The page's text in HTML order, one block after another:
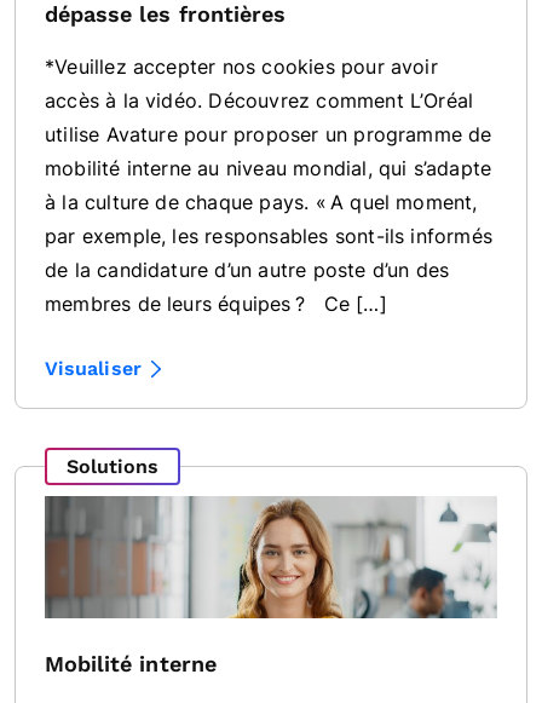
dépasse les frontières
*Veuillez accepter nos cookies pour avoir
accès à la vidéo. Découvrez comment L’Oréal
utilise Avature pour proposer un programme de
mobilité interne au niveau mondial, qui s’adapte
à la culture de chaque pays. « A quel moment,
par exemple, les responsables sont-ils informés
de la candidature d’un autre poste d’un des
membres de leurs équipes ? Ce […]
Visualiser
Solutions
Mobilité interne